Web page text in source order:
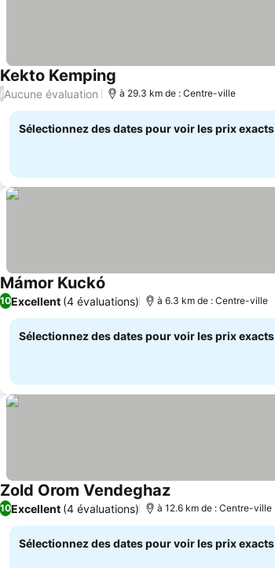
Kekto Kemping
/Aucune évaluation à 29.3 km de : Centre-ville
Sélectionnez des dates pour voir les prix exacts
Mámor Kuckó Consulter les prix
10Excellent (4 évaluations) à 6.3 km de : Centre-ville
Sélectionnez des dates pour voir les prix exacts
Zold Orom VendeghazConsulter les prix
10Excellent (4 évaluations) à 12.6 km de : Centre-ville
Sélectionnez des dates pour voir les prix exacts